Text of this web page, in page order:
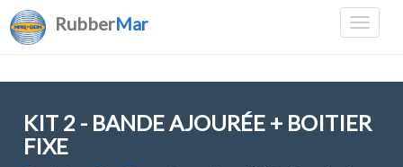
RubberMar
KIT 2 - BANDE AJOURÉE + BOITIER
FIXE